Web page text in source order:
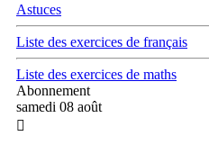
Astuces
Liste des exercices de français
Liste des exercices de maths
Abonnement
samedi 08 août
